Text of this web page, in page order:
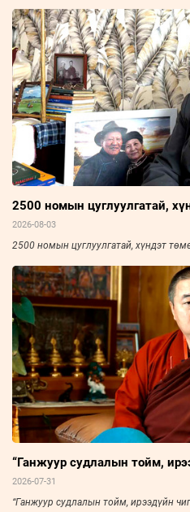
2500
2026-08-03
2500 номын
“Ганжуур судлалын тойм,
2026-07-31
“Ганжуур судлалын тойм, ирээдүйн